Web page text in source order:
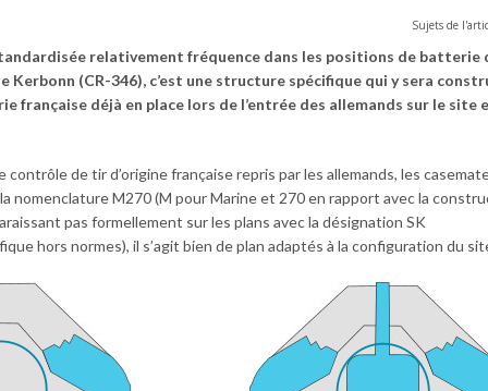
Sujets de
relativement fréquence dans les positions de batterie
Kerbonn (CR-346), c’est une structure spécifique qui y sera
française déjà en place lors de l’entrée des allemands sur le site
de tir d’origine française repris par les allemands, les
nomenclature M270 (M pour Marine et 270 en rapport avec la
pas formellement sur les plans avec la désignation SK
hors normes), il s’agit bien de plan adaptés à la configuration du